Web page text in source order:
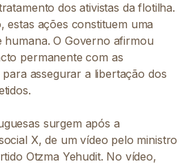
dos ativistas da flotilha.
estas ações constituem uma
humana. O Governo afirmou
permanente com as
assegurar a libertação dos
surgem após a
X, de um vídeo pelo ministro
Otzma Yehudit. No vídeo,